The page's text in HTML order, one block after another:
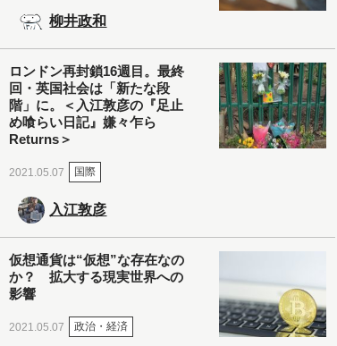
柳井政和
ロンドン再封鎖16週目。最終
回・英国社会は「新たな段
階」に。＜入江敦彦の『足止
め喰らい日記』嫌々乍ら
Returns＞
2021.05.07 国際
入江敦彦
仮想通貨は“仮想”な存在なの
か？ 拡大する現実世界への
影響
2021.05.07 政治・経済